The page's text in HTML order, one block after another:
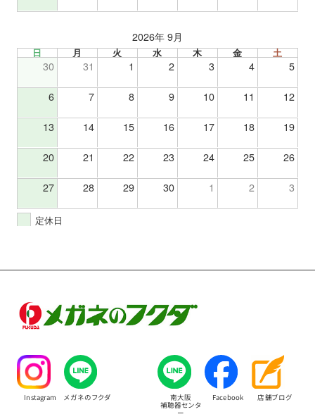
2026年 9月
日 月 火 水 木 金 土
30 31 1 2 3 4 5
6 7 8 9 10 11 12
13 14 15 16 17 18 19
20 21 22 23 24 25 26
27 28 29 30 1 2 3
定休日
Instagram メガネのフクダ 南大阪
補聴器センタ
ー
Facebook 店舗ブログ